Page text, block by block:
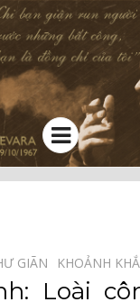
Menu
GIÃN⠀ KHOẢNH
Loài